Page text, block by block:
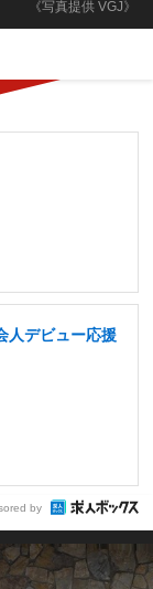
《写真提供 VGJ》
人デビュー応援
by